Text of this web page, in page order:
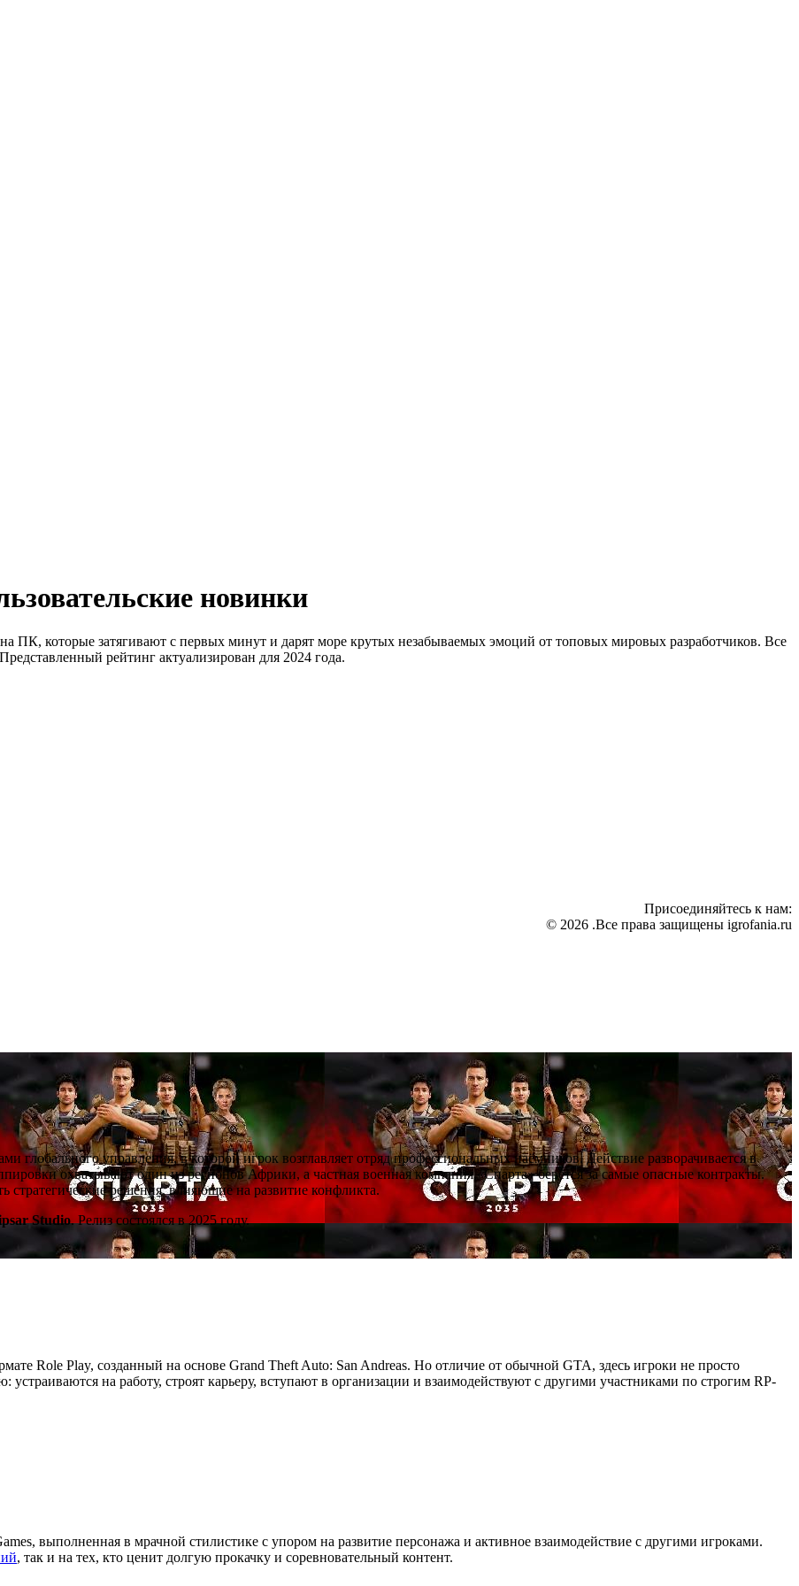
новинки
ПК, которые затягивают с первых минут и дарят море крутых незабываемых эмоций от топовых мировых разработчиков. Все
рейтинг актуализирован для 2024 года.
Присоединяйтесь к нам:
© 2026 .Все права защищены igrofania.ru
глобального управления, в которой игрок возглавляет отряд профессиональных наёмников. Действие разворачивается в
охватывают один из регионов Африки, а частная военная компания «Спарта» берётся за самые опасные контракты.
стратегические решения, влияющие на развитие конфликта.
Studio. Релиз состоялся в 2025 году.
Role Play, созданный на основе Grand Theft Auto: San Andreas. Но отличие от обычной GTA, здесь игроки не просто
на работу, строят карьеру, вступают в организации и взаимодействуют с другими участниками по строгим RP-
выполненная в мрачной стилистике с упором на развитие персонажа и активное взаимодействие с другими игроками.
, так и на тех, кто ценит долгую прокачку и соревновательный контент.